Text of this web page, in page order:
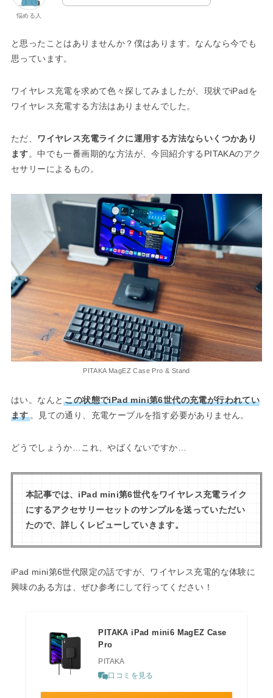
悩める人
と思ったことはありませんか？僕はあります。なんなら今でも
思っています。
ワイヤレス充電を求めて色々探してみましたが、現状でiPadを
ワイヤレス充電する方法はありませんでした。
ただ、
ワイヤレス充電ライクに運用する方法ならいくつかあり
ます。中でも一番画期的な方法が、今回紹介するPITAKAのアク
セサリーによるもの。
PITAKA MagEZ Case Pro & Stand
はい。なんとこの状態でiPad mini第6世代の充電が行われてい
ます。見ての通り、充電ケーブルを指す必要がありません。
どうでしょうか…これ、やばくないですか…
本記事では、iPad mini第6世代をワイヤレス充電ライク
にするアクセサリーセットのサンプルを送っていただい
たので、詳しくレビューしていきます。
iPad mini第6世代限定の話ですが、ワイヤレス充電的な体験に
興味のある方は、ぜひ参考にして行ってください！
PITAKA iPad mini6 MagEZ Case
Pro
PITAKA
口コミを見る